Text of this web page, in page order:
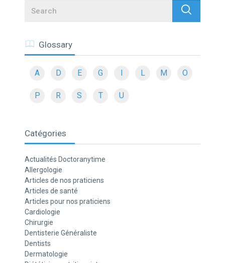
Search
Glossary
A D E G L M O
P R S T U
Catégories
Actualités Doctoranytime
Allergologie
Articles de nos praticiens
Articles de santé
Articles pour nos praticiens
Cardiologie
Chirurgie
Dentisterie Généraliste
Dentists
Dermatologie